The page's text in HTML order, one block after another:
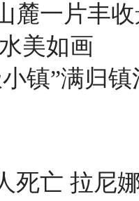
麓一片丰
美如画
镇”满归
死亡 拉尼